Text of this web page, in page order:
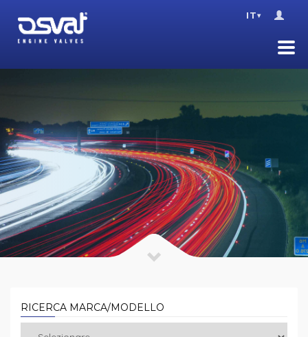
IT▾
RICERCA MARCA/MODELLO